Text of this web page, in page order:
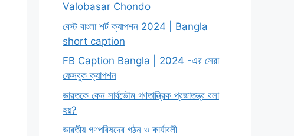
Valobasar Chondo
বেস্ট বাংলা শর্ট ক্যাপশন 2024 | Bangla
short caption
FB Caption Bangla | 2024 -এর সেরা
ফেসবুক ক্যাপশন
ভারতকে কেন সার্বভৌম গণতান্ত্রিক প্রজাতন্ত্র বলা
হয়?
ভারতীয় গণপরিষদের গঠন ও কার্যাবলী